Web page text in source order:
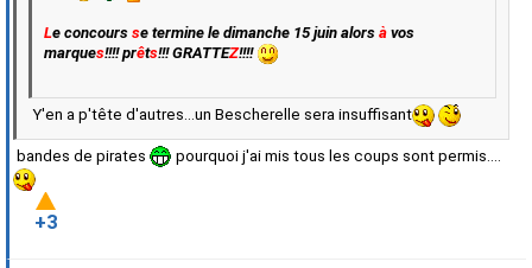
Le concours se termine le dimanche 15 juin alors à vos
marques!!!! prêts!!! GRATTEZ!!!!
Y'en a p'tête d'autres...un Bescherelle sera insuffisant
bandes de pirates pourquoi j'ai mis tous les coups sont permis....
+3